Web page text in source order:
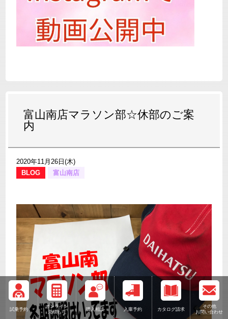
試乗予約
オンライン
見積もり
購入相談 入庫予約 カタログ請求
その他
お問い合わせ
富山南店マラソン部☆休部のご案
内
2020年11月26日(木)
BLOG
富山南店